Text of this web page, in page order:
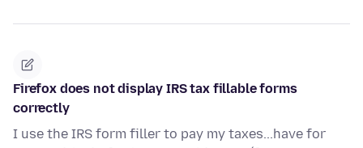
Firefox does not display IRS tax fillable forms
correctly
I use the IRS form filler to pay my taxes...have for